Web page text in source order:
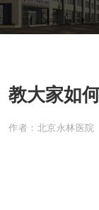
教大家如
作者：北京永林医院